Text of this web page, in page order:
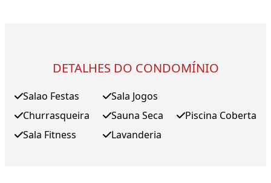
DETALHES DO CONDOMÍNIO
Salao Festas
Churrasqueira
Sala Fitness
Sala Jogos
Sauna Seca
Lavanderia
Piscina Coberta